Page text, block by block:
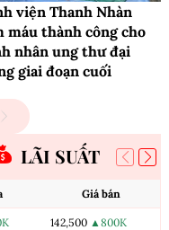
viện Thanh Nhàn
máu thành công cho
nhân ung thư đại
giai đoạn cuối
LÃI SUẤT
Giá bán
142,500 ▲800K